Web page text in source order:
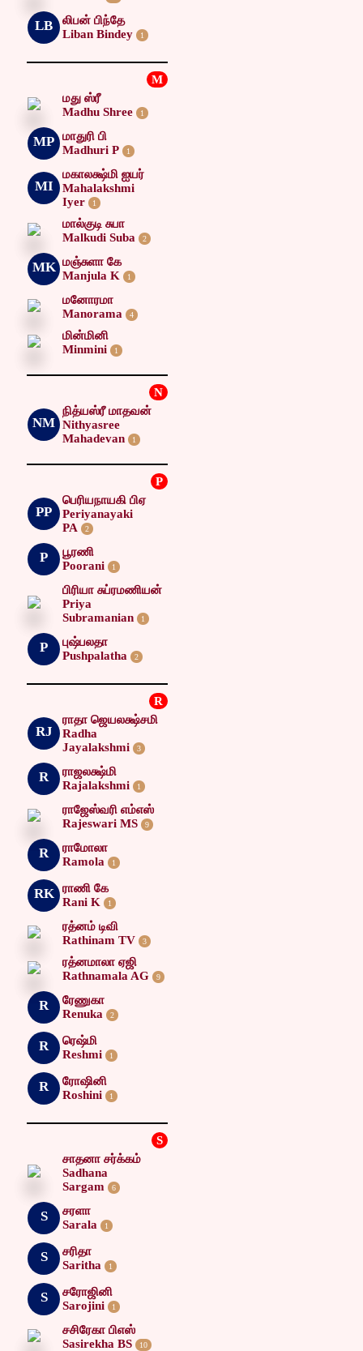
LB
லிபன் பிந்தே
Liban Bindey
1
M
மது ஸ்ரீ
Madhu Shree
1
MP
மாதுரி பி
Madhuri P
1
MI
மகாலக்ஷ்மி ஐயர்
Mahalakshmi
Iyer
1
மால்குடி சுபா
Malkudi Suba
2
MK மஞ்சுளா கே
Manjula K
1
மனோரமா
Manorama
4
மின்மினி
Minmini
1
N
NM
நித்யஸ்ரீ மாதவன்
Nithyasree
Mahadevan
1
P
PP
பெரியநாயகி பிஏ
Periyanayaki
PA
2
P
பூரணி
Poorani
1
பிரியா சுப்ரமணியன்
Priya
Subramanian
1
P
புஷ்பலதா
Pushpalatha
2
R
RJ
ராதா ஜெயலக்ஷ்சமி
Radha
Jayalakshmi
3
R
ராஜலக்ஷ்மி
Rajalakshmi
1
ராஜேஸ்வரி எம்எஸ்
Rajeswari MS
9
R
ராமோலா
Ramola
1
RK
ராணி கே
Rani K
1
ரத்னம் டிவி
Rathinam TV
3
ரத்னமாலா ஏஜி
Rathnamala AG
9
R
ரேணுகா
Renuka
2
R
ரெஷ்மி
Reshmi
1
R
ரோஷினி
Roshini
1
S
சாதனா சர்க்கம்
Sadhana
Sargam
6
S
சரளா
Sarala
1
S
சரிதா
Saritha
1
S
சரோஜினி
Sarojini
1
சசிரேகா பிஎஸ்
Sasirekha BS
10